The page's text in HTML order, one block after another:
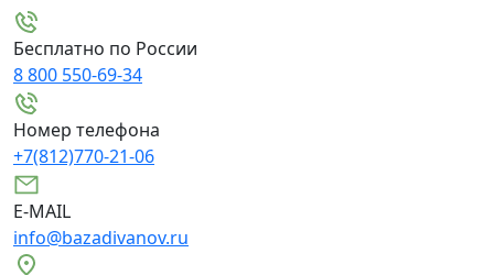
Бесплатно по России
8 800 550-69-34
Номер телефона
+7(812)770-21-06
E-MAIL
info@bazadivanov.ru